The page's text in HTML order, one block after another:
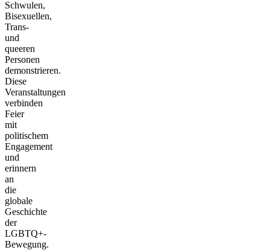
Schwulen,
Bisexuellen,
Trans-
und
queeren
Personen
demonstrieren.
Diese
Veranstaltungen
verbinden
Feier
mit
politischem
Engagement
und
erinnern
an
die
globale
Geschichte
der
LGBTQ+-
Bewegung.